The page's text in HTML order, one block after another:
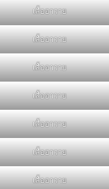
เสื้อฮาวาย
เสื้อฮาวาย
เสื้อฮาวาย
เสื้อฮาวาย
เสื้อฮาวาย
เสื้อฮาวาย
เสื้อฮาวาย